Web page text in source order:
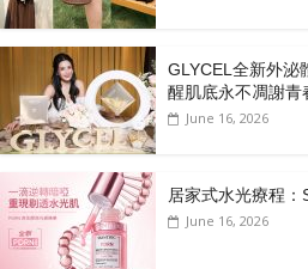
GLYCEL全新外泌
醒肌底永不凋謝青
June 16, 2026
居家式水光療程：
June 16, 2026